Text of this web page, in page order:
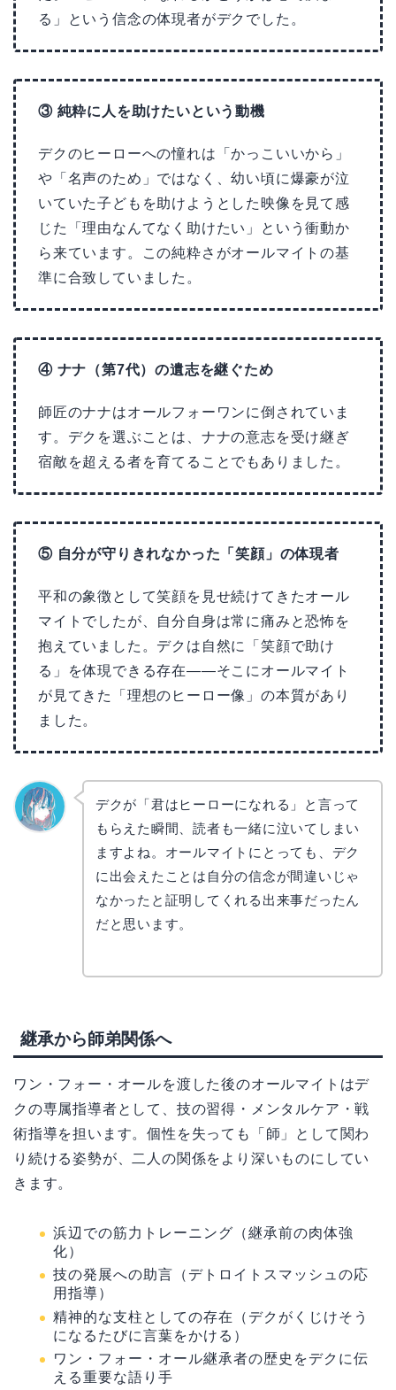
る」という信念の体現者がデクでした。
③ 純粋に人を助けたいという動機
デクのヒーローへの憧れは「かっこいいから」
や「名声のため」ではなく、幼い頃に爆豪が泣
いていた子どもを助けようとした映像を見て感
じた「理由なんてなく助けたい」という衝動か
ら来ています。この純粋さがオールマイトの基
準に合致していました。
④ ナナ（第7代）の遺志を継ぐため
師匠のナナはオールフォーワンに倒されていま
す。デクを選ぶことは、ナナの意志を受け継ぎ
宿敵を超える者を育てることでもありました。
⑤ 自分が守りきれなかった「笑顔」の体現者
平和の象徴として笑顔を見せ続けてきたオール
マイトでしたが、自分自身は常に痛みと恐怖を
抱えていました。デクは自然に「笑顔で助け
る」を体現できる存在——そこにオールマイト
が見てきた「理想のヒーロー像」の本質があり
ました。
デクが「君はヒーローになれる」と言って
もらえた瞬間、読者も一緒に泣いてしまい
ますよね。オールマイトにとっても、デク
に出会えたことは自分の信念が間違いじゃ
なかったと証明してくれる出来事だったん
だと思います。
継承から師弟関係へ
ワン・フォー・オールを渡した後のオールマイトはデ
クの専属指導者として、技の習得・メンタルケア・戦
術指導を担います。個性を失っても「師」として関わ
り続ける姿勢が、二人の関係をより深いものにしてい
きます。
浜辺での筋力トレーニング（継承前の肉体強
化）
技の発展への助言（デトロイトスマッシュの応
用指導）
精神的な支柱としての存在（デクがくじけそう
になるたびに言葉をかける）
ワン・フォー・オール継承者の歴史をデクに伝
える重要な語り手